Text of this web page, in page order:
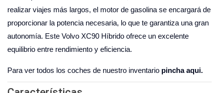
realizar viajes más largos, el motor de gasolina se encargará de
proporcionar la potencia necesaria, lo que te garantiza una gran
autonomía. Este Volvo XC90 Híbrido ofrece un excelente
equilibrio entre rendimiento y eficiencia.
Para ver todos los coches de nuestro inventario pincha aqui.